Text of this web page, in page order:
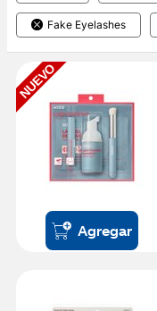
Fake Eyelashes
NUEVO
Agregar